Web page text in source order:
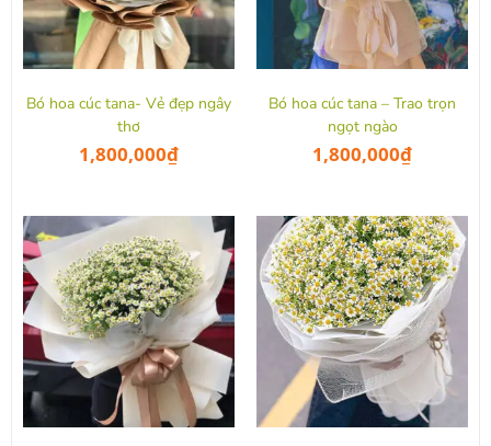
Bó hoa cúc tana- Vẻ đẹp ngây
thơ
1,800,000₫
Bó hoa cúc tana – Trao trọn
ngọt ngào
1,800,000₫